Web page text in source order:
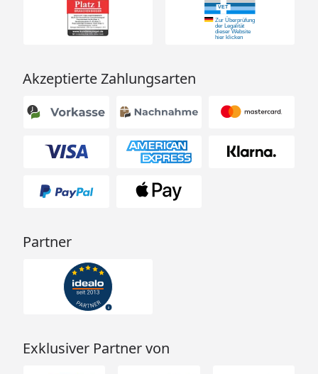
Akzeptierte Zahlungsarten
Partner
Exklusiver Partner von